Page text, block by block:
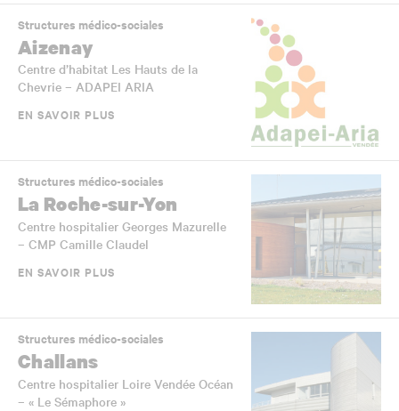
Structures médico-sociales
Aizenay
Centre d’habitat Les Hauts de la
Chevrie – ADAPEI ARIA
EN SAVOIR PLUS
Structures médico-sociales
La Roche-sur-Yon
Centre hospitalier Georges Mazurelle
– CMP Camille Claudel
EN SAVOIR PLUS
Structures médico-sociales
Challans
Centre hospitalier Loire Vendée Océan
– « Le Sémaphore »